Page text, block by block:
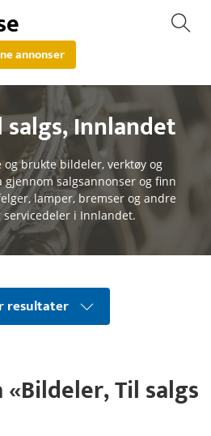
annonser
salgs,Innlandet
og brukte bildeler, verktøy og
salgsannonser og finn
lamper, bremser og andre
servicedeler i Innlandet.
resultater
Bildeler,Til salgs